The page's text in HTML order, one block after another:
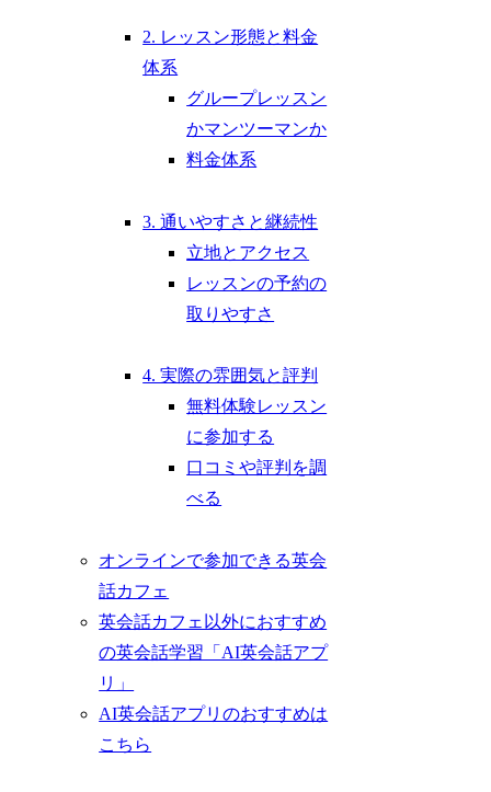
2. レッスン形態と料金
体系
グループレッスン
かマンツーマンか
料金体系
3. 通いやすさと継続性
立地とアクセス
レッスンの予約の
取りやすさ
4. 実際の雰囲気と評判
無料体験レッスン
に参加する
口コミや評判を調
べる
オンラインで参加できる英会
話カフェ
英会話カフェ以外におすすめ
の英会話学習「AI英会話アプ
リ」
AI英会話アプリのおすすめは
こちら